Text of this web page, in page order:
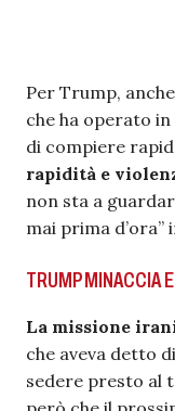
Per Trump,
che ha operato in
di compiere
rapidità e
non sta a
mai prima
TRUMP MINACCIA
La missione
che aveva detto
sedere presto al